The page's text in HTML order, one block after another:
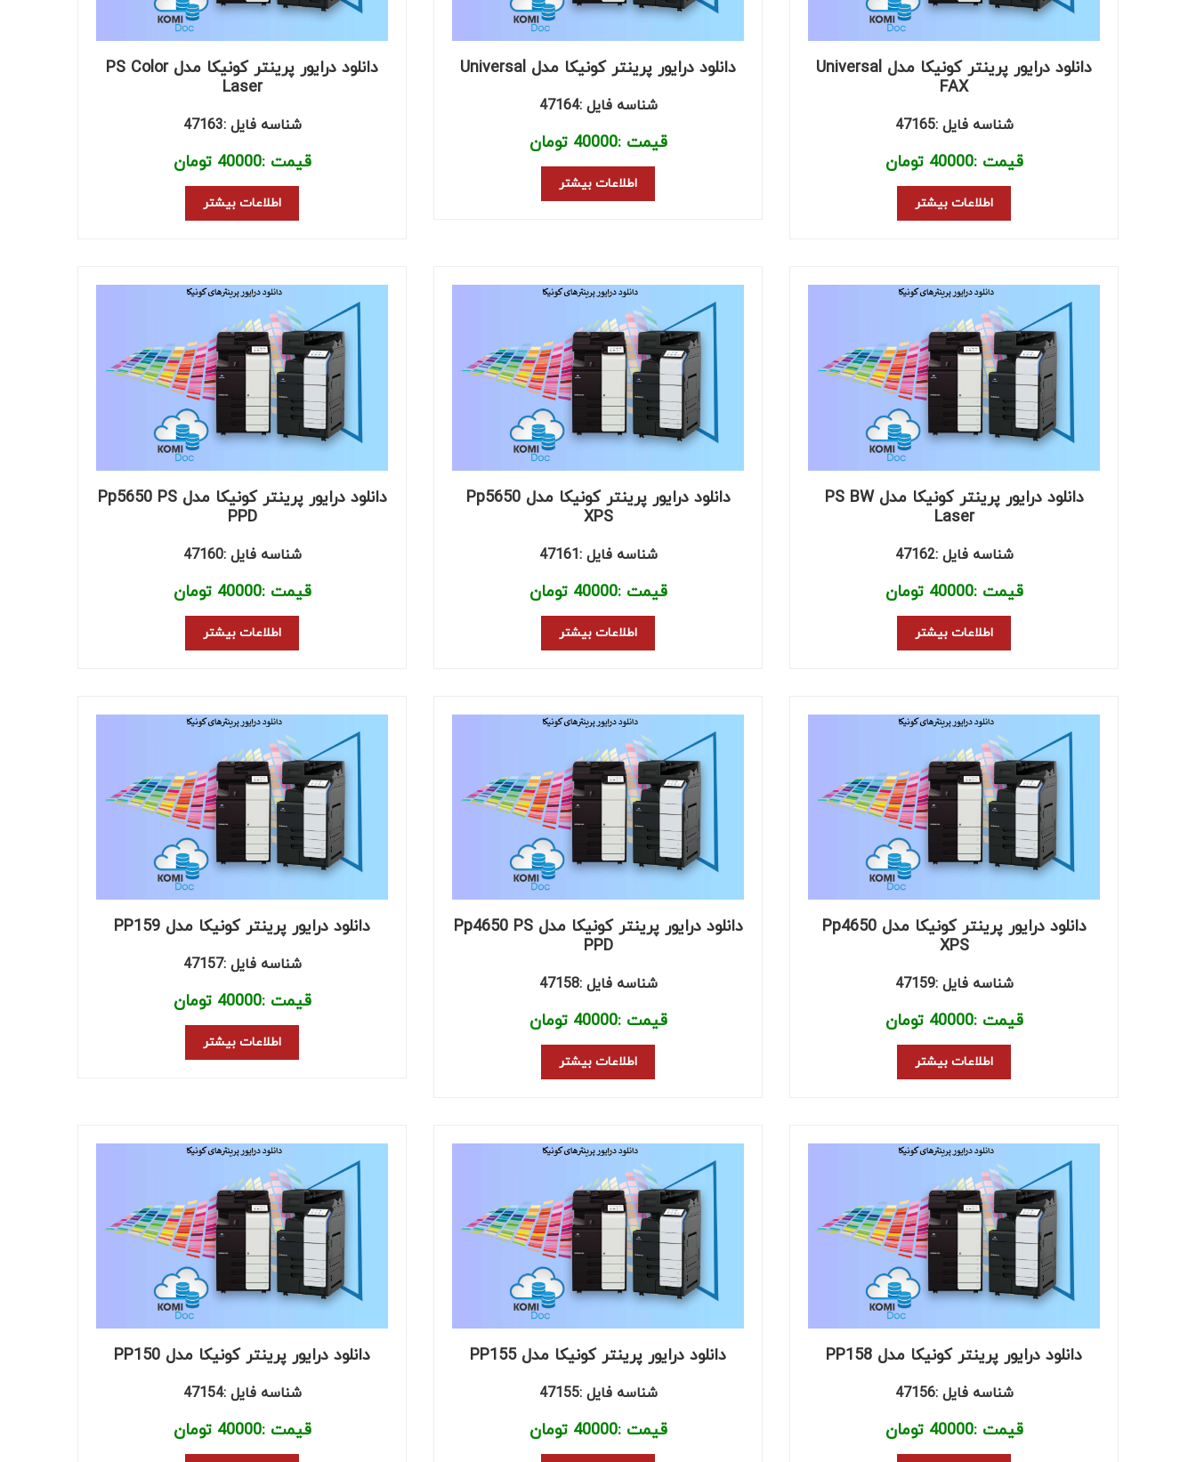
دانلود درایور پرینتر کونیکا مدل Universal
FAX
شناسه فایل :47165
قیمت :40000 تومان
اطلاعات بیشتر
دانلود درایور پرینتر کونیکا مدل Universal
شناسه فایل :47164
قیمت :40000 تومان
اطلاعات بیشتر
دانلود درایور پرینتر کونیکا مدل PS Color
Laser
شناسه فایل :47163
قیمت :40000 تومان
اطلاعات بیشتر
دانلود درایور پرینتر کونیکا مدل PS BW
Laser
شناسه فایل :47162
قیمت :40000 تومان
اطلاعات بیشتر
دانلود درایور پرینتر کونیکا مدل Pp5650
XPS
شناسه فایل :47161
قیمت :40000 تومان
اطلاعات بیشتر
دانلود درایور پرینتر کونیکا مدل Pp5650 PS
PPD
شناسه فایل :47160
قیمت :40000 تومان
اطلاعات بیشتر
دانلود درایور پرینتر کونیکا مدل Pp4650
XPS
شناسه فایل :47159
قیمت :40000 تومان
اطلاعات بیشتر
دانلود درایور پرینتر کونیکا مدل Pp4650 PS
PPD
شناسه فایل :47158
قیمت :40000 تومان
اطلاعات بیشتر
دانلود درایور پرینتر کونیکا مدل PP159
شناسه فایل :47157
قیمت :40000 تومان
اطلاعات بیشتر
دانلود درایور پرینتر کونیکا مدل PP158
شناسه فایل :47156
قیمت :40000 تومان
دانلود درایور پرینتر کونیکا مدل PP155
شناسه فایل :47155
قیمت :40000 تومان
دانلود درایور پرینتر کونیکا مدل PP150
شناسه فایل :47154
قیمت :40000 تومان